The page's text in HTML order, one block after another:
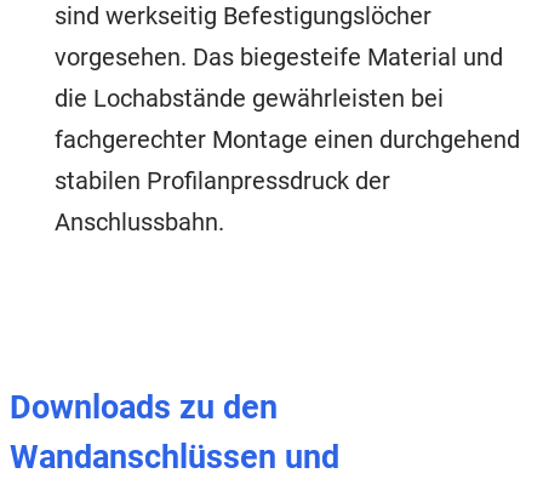
sind werkseitig Befestigungslöcher
vorgesehen. Das biegesteife Material und
die Lochabstände gewährleisten bei
fachgerechter Montage einen durchgehend
stabilen Profilanpressdruck der
Anschlussbahn.
Downloads zu den
Wandanschlüssen und